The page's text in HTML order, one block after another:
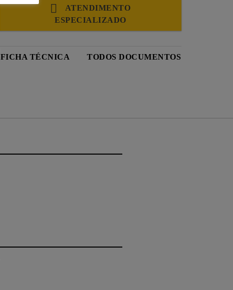
ATENDIMENTO
ESPECIALIZADO
FICHA TÉCNICA TODOS DOCUMENTOS